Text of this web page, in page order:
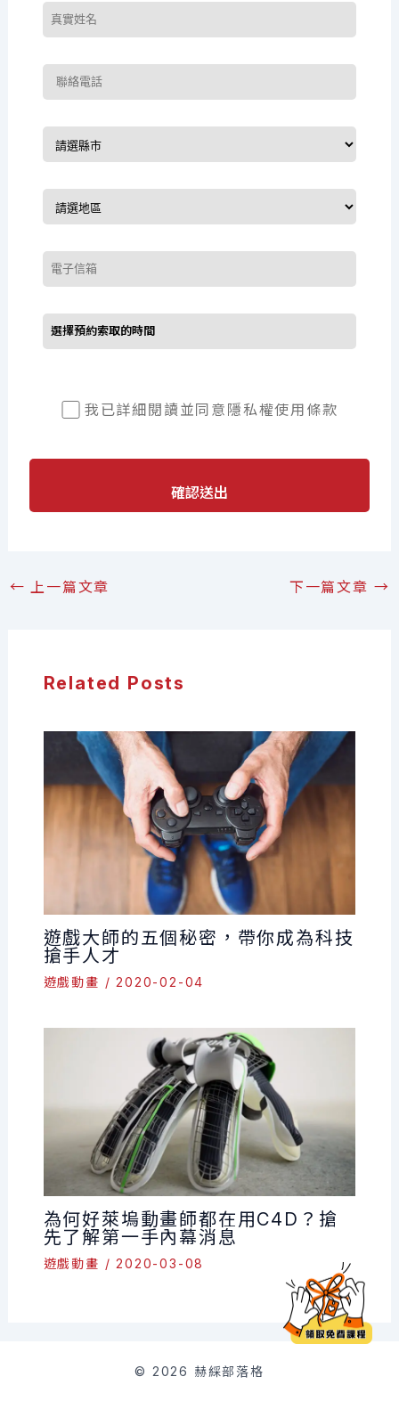
我已詳細閱讀並同意 隱私權使用條款
確認送出
← 上一篇文章 下一篇文章 →
Related Posts
遊戲大師的五個秘密，帶你成為科技
搶手人才
遊戲動畫 /2020-02-04
為何好萊塢動畫師都在用C4D？搶
先了解第一手內幕消息
遊戲動畫 /2020-03-08
© 2026 赫綵部落格